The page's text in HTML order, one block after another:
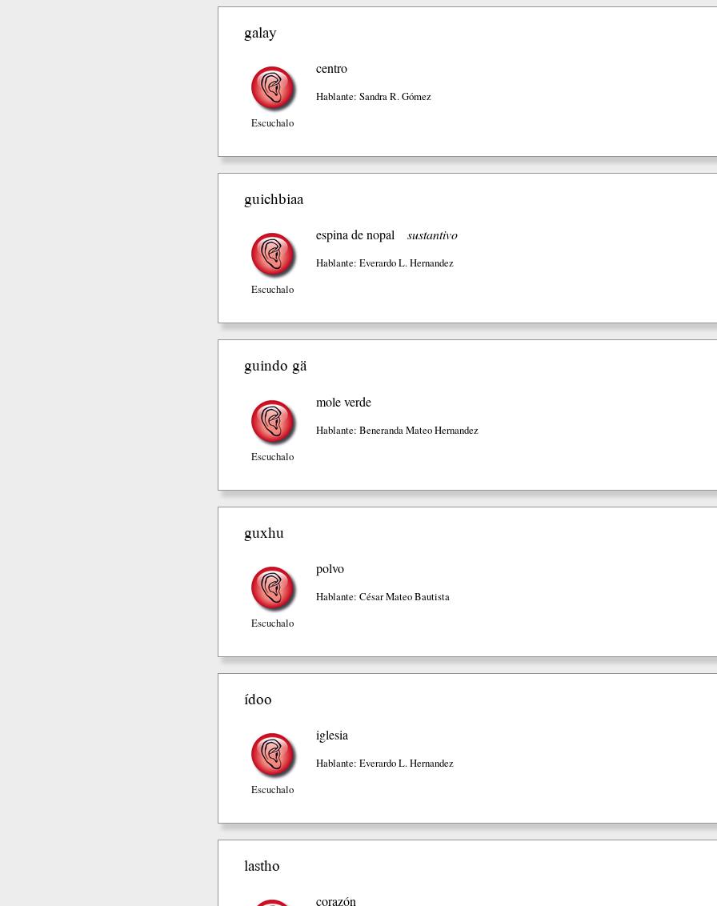
galay
Escuchalo
centro
Hablante: Sandra R. Gómez
guichbiaa
Escuchalo
espina de nopal sustantivo
Hablante: Everardo L. Hernandez
guindo gä
Escuchalo
mole verde
Hablante: Beneranda Mateo Hernandez
guxhu
Escuchalo
polvo
Hablante: César Mateo Bautista
ídoo
Escuchalo
iglesia
Hablante: Everardo L. Hernandez
lastho
corazón